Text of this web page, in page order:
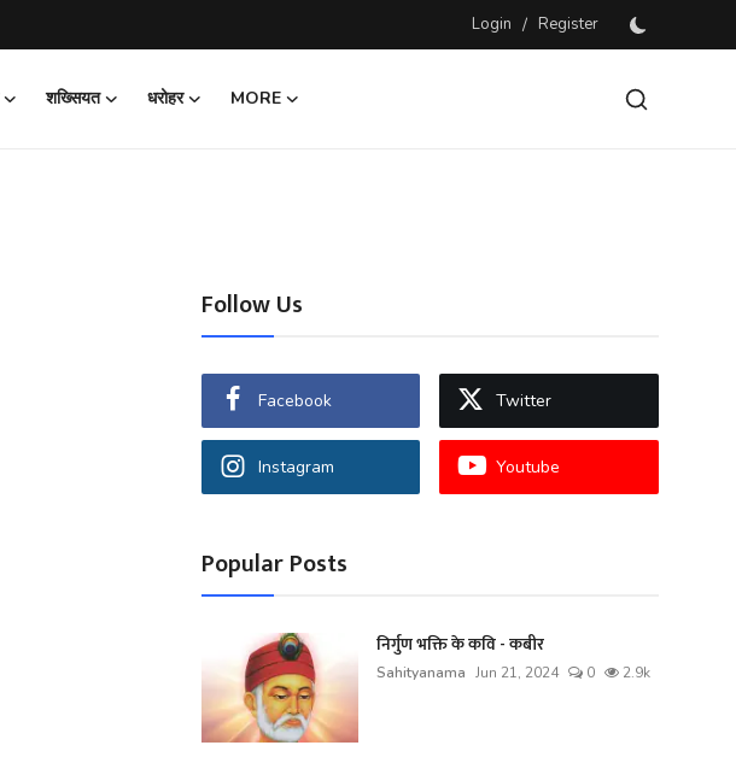
Login / Register
शख्सियत धरोहर
MORE
Follow Us
Facebook Twitter
Instagram Youtube
Popular Posts
निर्गुण भक्ति के कवि - कबीर
Sahityanama Jun 21, 2024 0 2.9k